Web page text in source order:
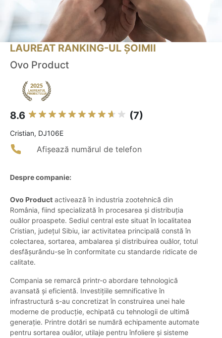
LAUREAT RANKING-UL ȘOIMII
Ovo Product
8.6 (7)
Cristian, DJ106E
Afișează numărul de telefon
Despre companie:
Ovo Product activează în industria zootehnică din
România, fiind specializată în procesarea și distribuția
ouălor proaspete. Sediul central este situat în localitatea
Cristian, județul Sibiu, iar activitatea principală constă în
colectarea, sortarea, ambalarea și distribuirea ouălor, totul
desfășurându-se în conformitate cu standarde ridicate de
calitate.
Compania se remarcă printr-o abordare tehnologică
avansată și eficientă. Investițiile semnificative în
infrastructură s-au concretizat în construirea unei hale
moderne de producție, echipată cu tehnologii de ultimă
generație. Printre dotări se numără echipamente automate
pentru sortarea ouălor, utilaje pentru înfoliere și sisteme